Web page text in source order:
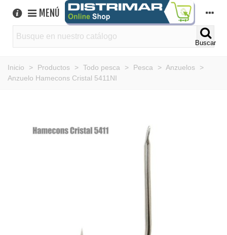
MENÚ
Buscar
Inicio > Productos > Todo pesca > Pesca > Anzuelos
>
Anzuelo Hamecons Cristal 5411NI